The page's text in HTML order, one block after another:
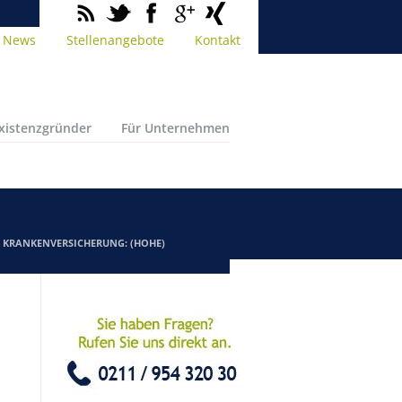
News Stellenangebote Kontakt
Für Unternehmen
KRANKENVERSICHERUNG: (HOHE)